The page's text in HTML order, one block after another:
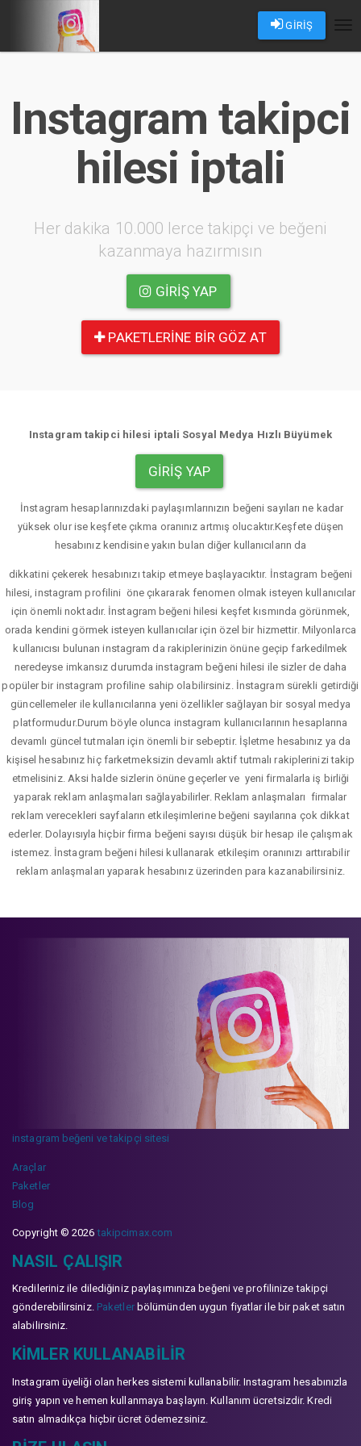
GİRİŞ
Instagram takipci
hilesi iptali
Her dakika 10.000 lerce takipçi ve beğeni
kazanmaya hazırmısın
GIRIŞ YAP
PAKETLERINE BIR GÖZ AT
Instagram takipci hilesi iptali Sosyal Medya Hızlı Büyümek
GIRIŞ YAP
İnstagram hesaplarınızdaki paylaşımlarınızın beğeni sayıları ne kadar
yüksek olur ise keşfete çıkma oranınız artmış olucaktır.Keşfete düşen
hesabınız kendisine yakın bulan diğer kullanıcıların da
dikkatini çekerek hesabınızı takip etmeye başlayacıktır. İnstagram beğeni
hilesi, instagram profilini öne çıkararak fenomen olmak isteyen kullanıcılar
için önemli noktadır. İnstagram beğeni hilesi keşfet kısmında görünmek,
orada kendini görmek isteyen kullanıcılar için özel bir hizmettir. Milyonlarca
kullanıcısı bulunan instagram da rakiplerinizin önüne geçip farkedilmek
neredeyse imkansız durumda instagram beğeni hilesi ile sizler de daha
popüler bir instagram profiline sahip olabilirsiniz. İnstagram sürekli getirdiği
güncellemeler ile kullanıcılarına yeni özellikler sağlayan bir sosyal medya
platformudur.Durum böyle olunca instagram kullanıcılarının hesaplarına
devamlı güncel tutmaları için önemli bir sebeptir. İşletme hesabınız ya da
kişisel hesabınız hiç farketmeksizin devamlı aktif tutmalı rakiplerinizi takip
etmelisiniz. Aksi halde sizlerin önüne geçerler ve yeni firmalarla iş birliği
yaparak reklam anlaşmaları sağlayabilirler. Reklam anlaşmaları firmalar
reklam verecekleri sayfaların etkileşimlerine beğeni sayılarına çok dikkat
ederler. Dolayısıyla hiçbir firma beğeni sayısı düşük bir hesap ile çalışmak
istemez. İnstagram beğeni hilesi kullanarak etkileşim oranınızı arttırabilir
reklam anlaşmaları yaparak hesabınız üzerinden para kazanabilirsiniz.
instagram beğeni ve takipçi sitesi
Araçlar
Paketler
Blog
Copyright © 2026takipcimax.com
NASIL ÇALIŞIR
Kredileriniz ile dilediğiniz paylaşımınıza beğeni ve profilinize takipçi
gönderebilirsiniz. Paketlerbölümünden uygun fiyatlar ile bir paket satın
alabilirsiniz.
KIMLER KULLANABILIR
Instagram üyeliği olan herkes sistemi kullanabilir. Instagram hesabınızla
giriş yapın ve hemen kullanmaya başlayın. Kullanım ücretsizdir. Kredi
satın almadıkça hiçbir ücret ödemezsiniz.